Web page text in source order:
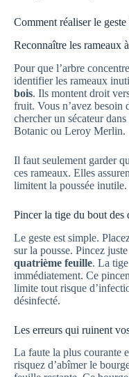
Comment réaliser le
Reconnaître les rameaux
Pour que l’arbre
identifier les rameaux
bois. Ils montent droit
fruit. Vous n’avez besoin
chercher un sécateur
Botanic ou Leroy Merlin.
Il faut seulement garder
ces rameaux. Elles
limitent la poussée inutile.
Pincer la tige du bout des
Le geste est simple.
sur la pousse. Pincez
quatrième feuille. La
immédiatement. Ce
limite tout risque
désinfecté.
Les erreurs qui ruinent
La faute la plus courante
risquez d’abîmer le